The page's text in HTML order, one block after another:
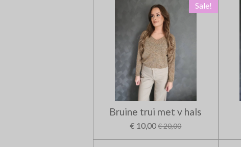
Sale!
Bruine trui met v hals
€ 10,00€ 20,00